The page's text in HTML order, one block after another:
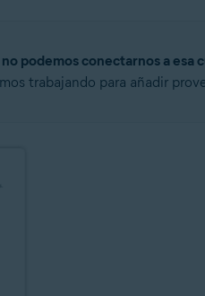
podemos conectarnos a esa
trabajando para añadir